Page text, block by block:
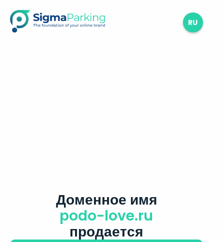
RU
Доменное имя
podo-love.ru
продается